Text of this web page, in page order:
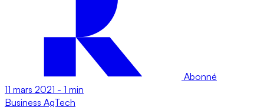
Abonné
11 mars 2021 - 1 min
Business AgTech